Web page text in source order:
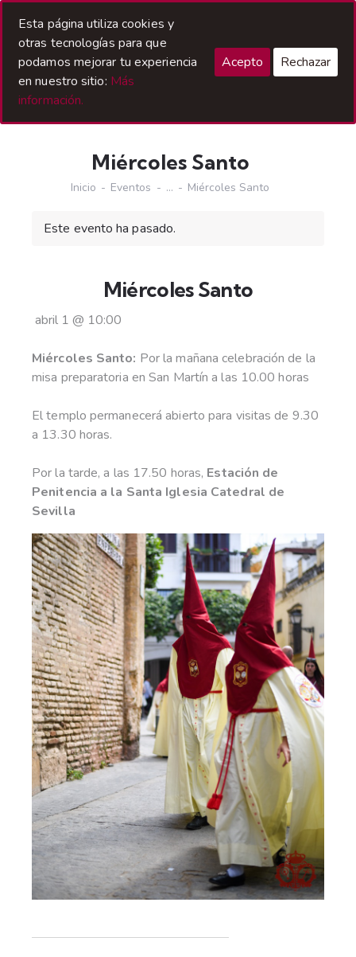
Miércoles Santo
Inicio Eventos ... Miércoles Santo
Este evento ha pasado.
Miércoles Santo
abril 1 @ 10:00
Miércoles Santo: Por la mañana celebración de la
misa preparatoria en San Martín a las 10.00 horas
El templo permanecerá abierto para visitas de 9.30
a 13.30 horas.
Por la tarde, a las 17.50 horas, Estación de
Penitencia a la Santa Iglesia Catedral de
Sevilla
Esta página utiliza cookies y
otras tecnologías para que
podamos mejorar tu experiencia
en nuestro sitio: Más
información.
Acepto Rechazar